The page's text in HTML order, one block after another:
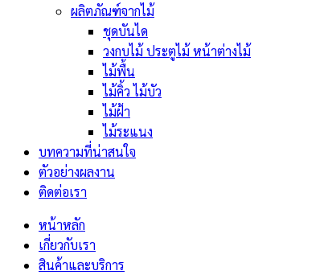
ผลิตภัณฑ์จากไม้
ชุดบันได
วงกบไม้ ประตูไม้ หน้าต่างไม้
ไม้พื้น
ไม้คิ้ว ไม้บัว
ไม้ฝ้า
ไม้ระแนง
บทความที่น่าสนใจ
ตัวอย่างผลงาน
ติดต่อเรา
หน้าหลัก
เกี่ยวกับเรา
สินค้าและบริการ